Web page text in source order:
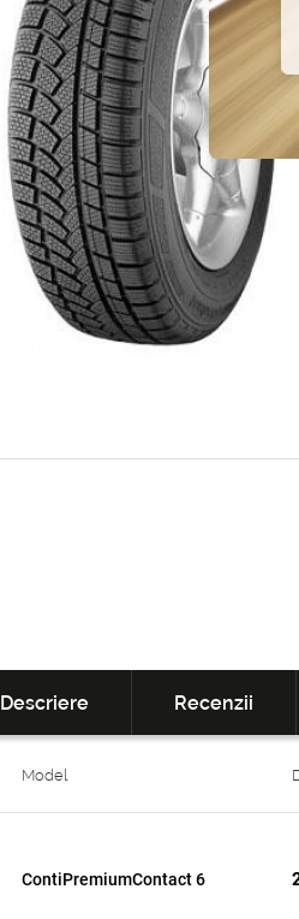
Descriere Recenzii
Model
ContiPremiumContact 6